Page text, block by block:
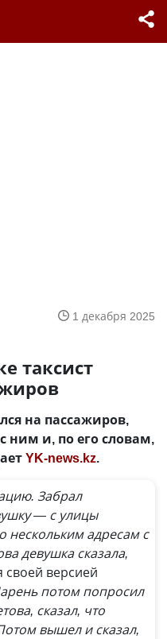
1 декабря 2025
таксист
на пассажиров,
ним и, по его словам,
YK-news.kz.
Забрал
— с улицы
нескольким адресам с
девушка сказала,
своей версией
потом попросил
сказал, что
вышел и сказал,